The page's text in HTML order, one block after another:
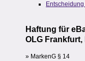
Haftung für
OLG Frankfurt,
» MarkenG § 14